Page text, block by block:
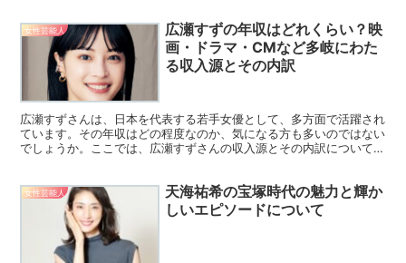
女性芸能人
広瀬すずの年収はどれくらい？映
画・ドラマ・CMなど多岐にわた
る収入源とその内訳
広瀬すずさんは、日本を代表する若手女優として、多方面で活躍され
ています。その年収はどの程度なのか、気になる方も多いのではない
でしょうか。ここでは、広瀬すずさんの収入源とその内訳について詳
女性芸能人
天海祐希の宝塚時代の魅力と輝か
しいエピソードについて